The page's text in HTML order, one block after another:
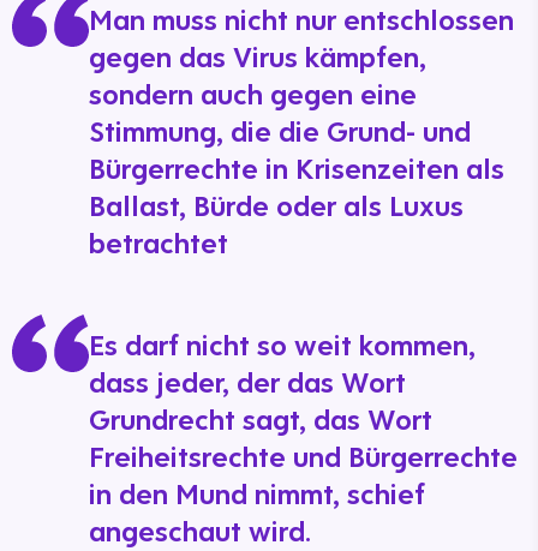
Man muss nicht nur entschlossen
gegen das Virus kämpfen,
sondern auch gegen eine
Stimmung, die die Grund- und
Bürgerrechte in Krisenzeiten als
Ballast, Bürde oder als Luxus
betrachtet
Es darf nicht so weit kommen,
dass jeder, der das Wort
Grundrecht sagt, das Wort
Freiheitsrechte und Bürgerrechte
in den Mund nimmt, schief
angeschaut wird.